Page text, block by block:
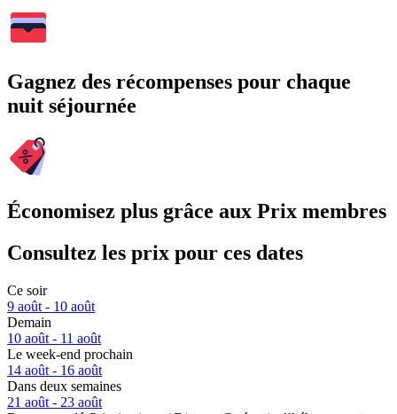
Gagnez des récompenses pour chaque
nuit séjournée
Économisez plus grâce aux Prix membres
Consultez les prix pour ces dates
Ce soir
9 août - 10 août
Demain
10 août - 11 août
Le week-end prochain
14 août - 16 août
Dans deux semaines
21 août - 23 août